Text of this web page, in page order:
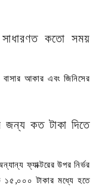
কতো সময়
আকার এবং জিনিসের
জন্য কত টাকা দিতে
ফ্যাক্টরের উপর নির্ভর
১৫,০০০ টাকার মধ্যে হতে